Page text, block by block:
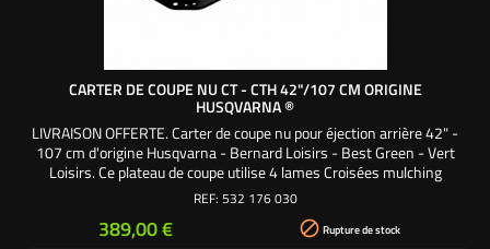
CARTER DE COUPE NU CT - CTH 42"/107 CM ORIGINE
HUSQVARNA ®
LIVRAISON OFFERTE. Carter de coupe nu pour éjection arrière 42" -
107 cm d'origine Husqvarna - Bernard Loisirs - Best Green - Vert
Loisirs. Ce plateau de coupe utilise 4 lames Croisées mulching
soufflantes 53,5 cm : 330231 Pour modèles CT - CTH Référence
- 169160 - 176030 - 175790 - 532176030 - 176030
REF: 532 176 030
Prix
389,00 €  Rupture de stock